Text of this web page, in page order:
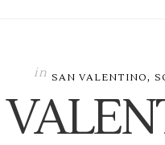
in SAN VALENTINO,